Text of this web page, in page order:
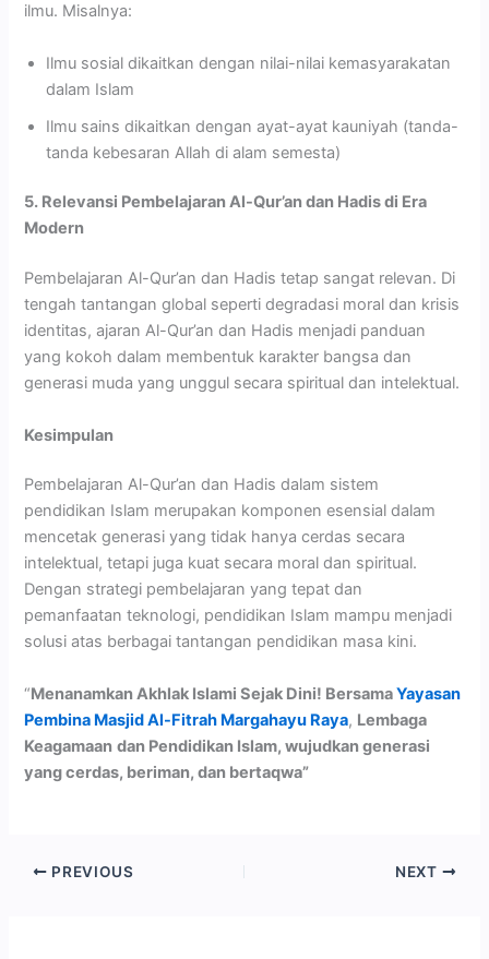
ilmu. Misalnya:
Ilmu sosial dikaitkan dengan nilai-nilai kemasyarakatan
dalam Islam
Ilmu sains dikaitkan dengan ayat-ayat kauniyah (tanda-
tanda kebesaran Allah di alam semesta)
5. Relevansi Pembelajaran Al-Qur’an dan Hadis di Era
Modern
Pembelajaran Al-Qur’an dan Hadis tetap sangat relevan. Di
tengah tantangan global seperti degradasi moral dan krisis
identitas, ajaran Al-Qur’an dan Hadis menjadi panduan
yang kokoh dalam membentuk karakter bangsa dan
generasi muda yang unggul secara spiritual dan intelektual.
Kesimpulan
Pembelajaran Al-Qur’an dan Hadis dalam sistem
pendidikan Islam merupakan komponen esensial dalam
mencetak generasi yang tidak hanya cerdas secara
intelektual, tetapi juga kuat secara moral dan spiritual.
Dengan strategi pembelajaran yang tepat dan
pemanfaatan teknologi, pendidikan Islam mampu menjadi
solusi atas berbagai tantangan pendidikan masa kini.
“Menanamkan Akhlak Islami Sejak Dini! BersamaYayasan
Pembina Masjid Al-Fitrah Margahayu Raya, Lembaga
Keagamaan dan Pendidikan Islam, wujudkan generasi
yang cerdas, beriman, dan bertaqwa”
PREVIOUS NEXT